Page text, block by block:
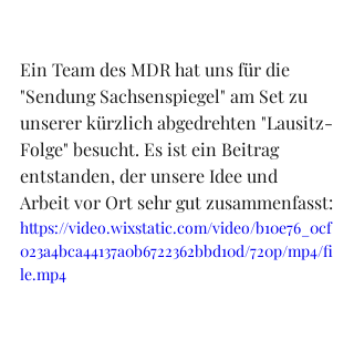
Ein Team des MDR hat uns für die
"Sendung Sachsenspiegel" am Set zu
unserer kürzlich abgedrehten "Lausitz-
Folge" besucht. Es ist ein Beitrag
entstanden, der unsere Idee und
Arbeit vor Ort sehr gut zusammenfasst:
https://video.wixstatic.com/video/b10e76_0cf
023a4bca44137a0b6722362bbd10d/720p/mp4/fi
le.mp4